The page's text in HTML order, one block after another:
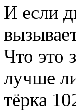
И если
Что это
лучше
тёрка